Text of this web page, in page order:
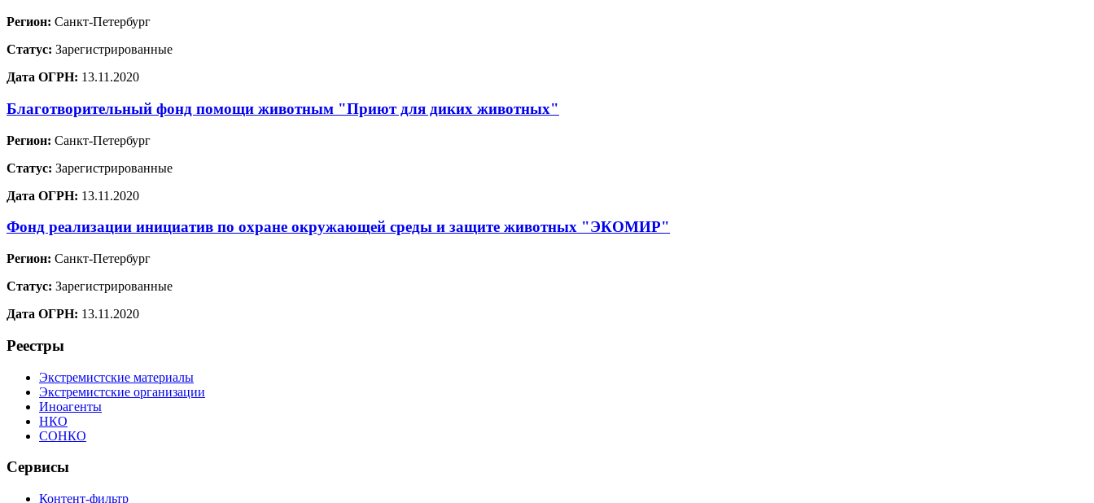
Регион: Санкт-Петербург
Статус: Зарегистрированные
Дата ОГРН: 13.11.2020
Благотворительный фонд помощи животным "Приют для диких животных"
Регион: Санкт-Петербург
Статус: Зарегистрированные
Дата ОГРН: 13.11.2020
Фонд реализации инициатив по охране окружающей среды и защите животных "ЭКОМИР"
Регион: Санкт-Петербург
Статус: Зарегистрированные
Дата ОГРН: 13.11.2020
Реестры
Экстремистские материалы
Экстремистские организации
Иноагенты
НКО
СОНКО
Сервисы
Контент-фильтр